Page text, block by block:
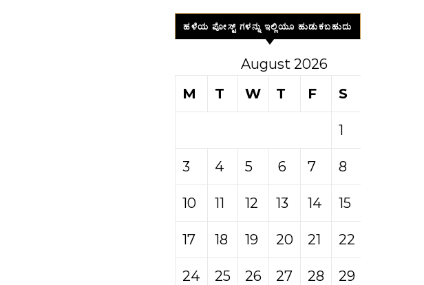
ಹಳೆಯ ಪೋಸ್ಟ್ ಗಳನ್ನು ಇಲ್ಲಿಯೂ ಹುಡುಕಬಹುದು
August 2026
M
T W T F S
1
3 4 5 6 7 8
10 11 12 13 14 15
17 18 19 20 21 22
24 25 26 27 28 29